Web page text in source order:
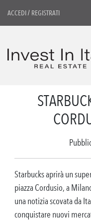
ACCEDI/ REGISTRATI
Starbucks aprirà un
piazza Cordusio, a
una notizia scovata da
conquistare nuovi